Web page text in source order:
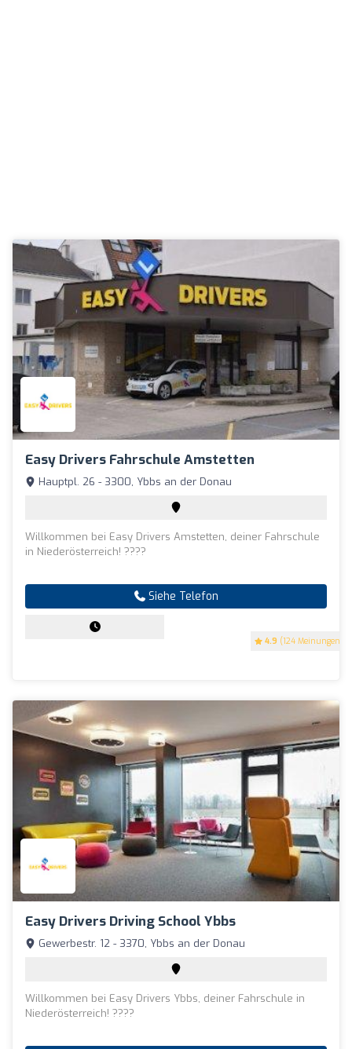
Easy Drivers Fahrschule Amstetten
4.9 (124 Meinungen)
Hauptpl. 26 - 3300, Ybbs an der Donau
Willkommen bei Easy Drivers Amstetten, deiner Fahrschule
in Niederösterreich! ????
Siehe Telefon
Easy Drivers Driving School Ybbs
Gewerbestr. 12 - 3370, Ybbs an der Donau
Willkommen bei Easy Drivers Ybbs, deiner Fahrschule in
Niederösterreich! ????